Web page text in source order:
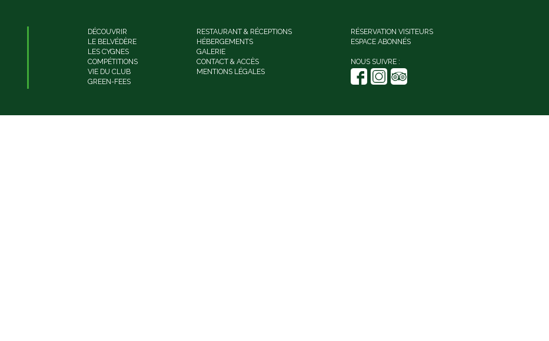
DÉCOUVRIR
LE BELVÉDÈRE
LES CYGNES
COMPÉTITIONS
VIE DU CLUB
GREEN-FEES
RESTAURANT & RÉCEPTIONS
HÉBERGEMENTS
GALERIE
CONTACT & ACCÈS
MENTIONS LÉGALES
RÉSERVATION VISITEURS
ESPACE ABONNÉS
NOUS SUIVRE :